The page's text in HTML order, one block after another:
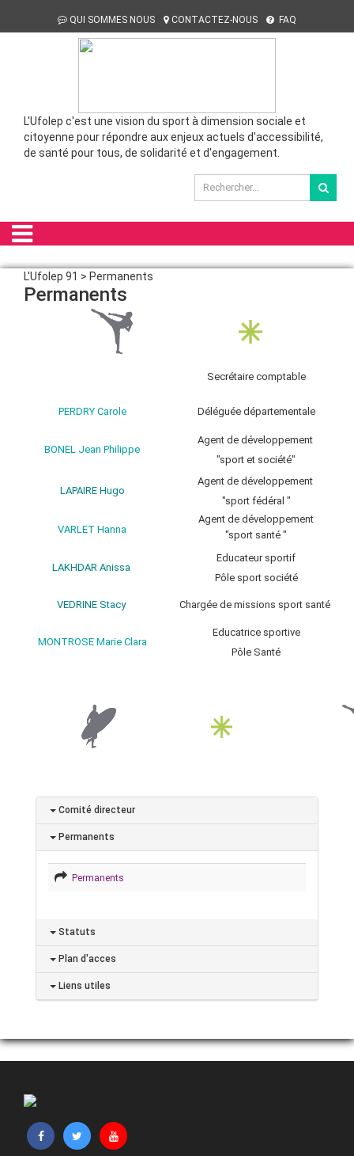
QUI SOMMES NOUS CONTACTEZ-NOUS FAQ
L'Ufolep c'est une vision du sport à dimension sociale et
citoyenne pour répondre aux enjeux actuels d'accessibilité,
de santé pour tous, de solidarité et d'engagement.
L'Ufolep 91 > Permanents
Permanents
Secrétaire comptable
PERDRY Carole Déléguée départementale
BONEL Jean Philippe
Agent de développement
"sport et société"
LAPAIRE Hugo
Agent de développement
"sport fédéral "
VARLET Hanna
Agent de développement
"sport santé "
LAKHDAR Anissa
Educateur sportif
Pôle sport société
VEDRINE Stacy Chargée de missions sport santé
MONTROSE Marie Clara
Educatrice sportive
Pôle Santé
Comité directeur
Permanents
Permanents
Statuts
Plan d'acces
Liens utiles